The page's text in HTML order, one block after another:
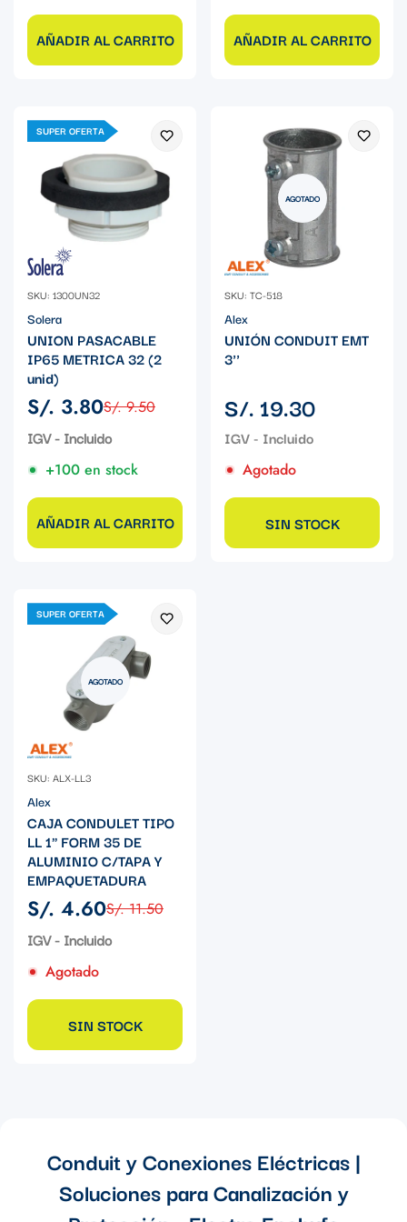
AÑADIR AL CARRITO AÑADIR AL CARRITO
SUPER OFERTA
SKU: 1300UN32
Solera
UNION PASACABLE
IP65 METRICA 32 (2
unid)
Precio
de
S/. 3.80
Precio
regular
S/. 9.50
IGV - Incluido
+100 en stock
AÑADIR AL CARRITO
AGOTADO
SKU: TC-518
Alex
UNIÓN CONDUIT EMT
3''
Precio
regular
S/. 19.30
Agotado
SIN STOCK
SUPER OFERTA
AGOTADO
SKU: ALX-LL3
Alex
CAJA CONDULET TIPO
LL 1" FORM 35 DE
ALUMINIO C/TAPA Y
EMPAQUETADURA
Precio
de
S/. 4.60
Precio
regular
S/. 11.50
IGV - Incluido
Agotado
SIN STOCK
Conduit y Conexiones Eléctricas |
Soluciones para Canalización y